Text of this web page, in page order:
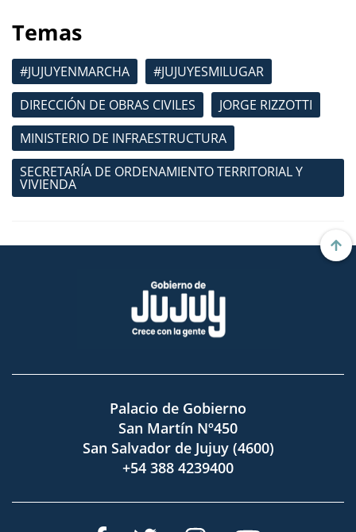
Temas
#JUJUYENMARCHA
#JUJUYESMILUGAR
DIRECCIÓN DE OBRAS CIVILES
JORGE RIZZOTTI
MINISTERIO DE INFRAESTRUCTURA
SECRETARÍA DE ORDENAMIENTO TERRITORIAL Y
VIVIENDA
Palacio de Gobierno
San Martín Nº450
San Salvador de Jujuy (4600)
+54 388 4239400